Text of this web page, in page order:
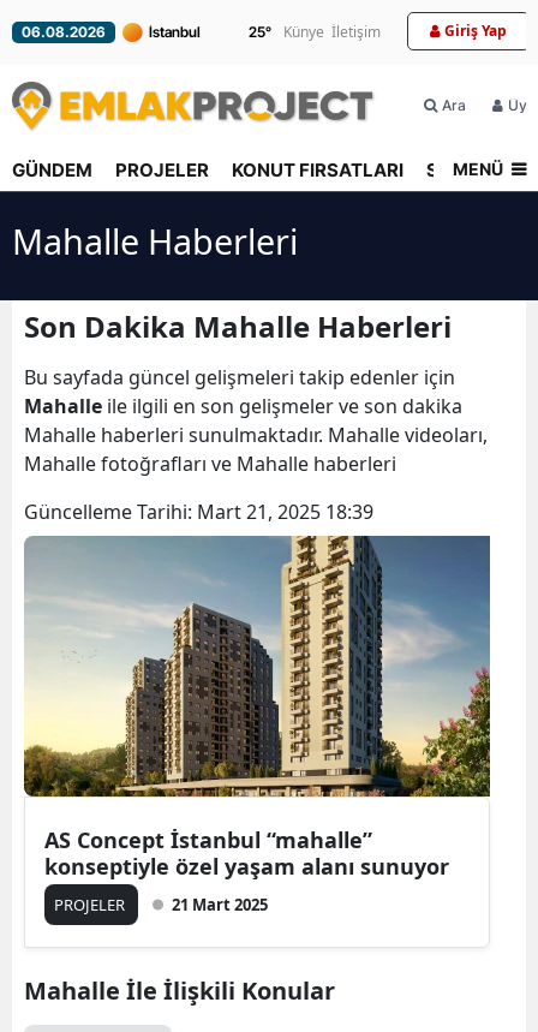
06.08.2026 25° Künye İletişim Giriş Yap
Ara
GÜNDEM PROJELER KONUT FIRSATLARI SEKTÖR
MENÜ
Mahalle Haberleri
Son Dakika Mahalle Haberleri
Bu sayfada güncel gelişmeleri takip edenler için
Mahalle ile ilgili en son gelişmeler ve son dakika
Mahalle haberleri sunulmaktadır. Mahalle videoları,
Mahalle fotoğrafları ve Mahalle haberleri
Güncelleme Tarihi: Mart 21, 2025 18:39
AS Concept İstanbul “mahalle”
konseptiyle özel yaşam alanı sunuyor
PROJELER 21 Mart 2025
Mahalle İle İlişkili Konular